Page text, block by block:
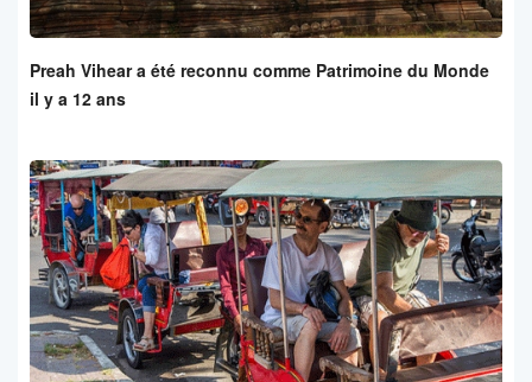
Preah Vihear a été reconnu comme Patrimoine du Monde
il y a 12 ans